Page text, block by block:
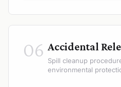
06 Accidental
Spill cleanup
environmental